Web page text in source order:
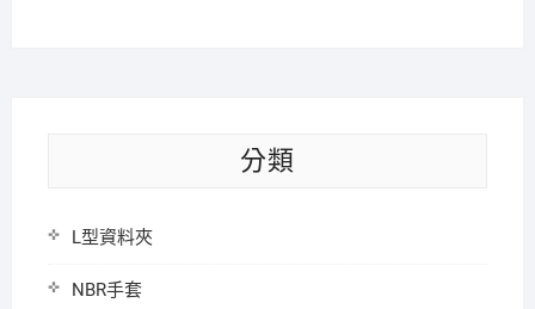
分類
L型資料夾
NBR手套